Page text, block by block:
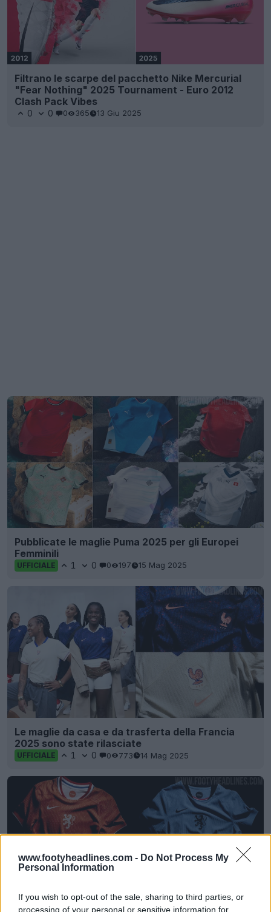
www.footyheadlines.com - Do Not Process My
Personal Information
If you wish to opt-out of the sale, sharing to third parties, or
processing of your personal or sensitive information for
Filtrano le scarpe del pacchetto Nike Mercurial
"Fear Nothing" 2025 Tournament - Euro 2012
Clash Pack Vibes
0 0 0 365 13 Giu 2025
Pubblicate le maglie Puma 2025 per gli Europei
Femminili
UFFICIALE 1 0 0 197 15 Mag 2025
Le maglie da casa e da trasferta della Francia
2025 sono state rilasciate
UFFICIALE 1 0 0 773 14 Mag 2025